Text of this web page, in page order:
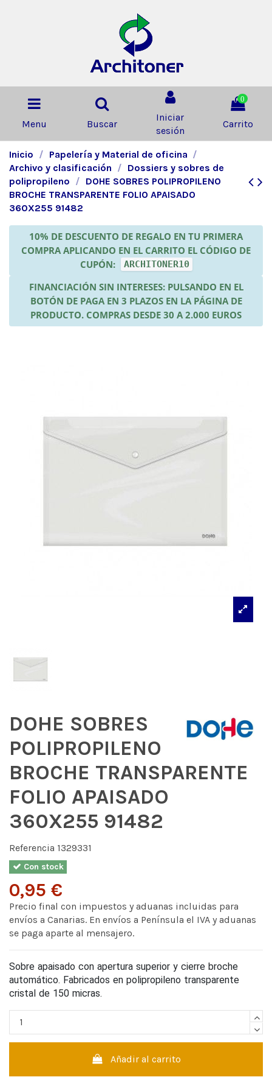
Menu Buscar
Iniciar
sesión
0
Carrito
Inicio
Papelería y Material de oficina
Archivo y clasificación
Dossiers y sobres de
polipropileno
DOHE SOBRES POLIPROPILENO
BROCHE TRANSPARENTE FOLIO APAISADO
360X255 91482
10% DE DESCUENTO DE REGALO EN TU PRIMERA
COMPRA APLICANDO EN EL CARRITO EL CÓDIGO DE
CUPÓN:
ARCHITONER10
FINANCIACIÓN SIN INTERESES: PULSANDO EN EL
BOTÓN DE PAGA EN 3 PLAZOS EN LA PÁGINA DE
PRODUCTO. COMPRAS DESDE 30 A 2.000 EUROS
DOHE SOBRES
POLIPROPILENO
BROCHE TRANSPARENTE
FOLIO APAISADO
360X255 91482
Referencia 1329331
Con stock
0,95 €
Precio final con impuestos y aduanas incluidas para
envíos a Canarias. En envíos a Península el IVA y aduanas
se paga aparte al mensajero.
Sobre apaisado con apertura superior y cierre broche
automático. Fabricados en polipropileno transparente
cristal de 150 micras.
Añadir al carrito